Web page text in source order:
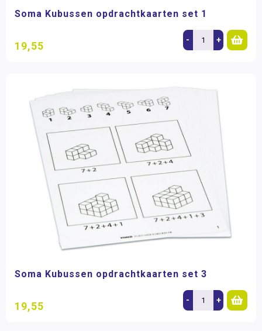
Soma Kubussen opdrachtkaarten set 1
19,55 - +
Soma Kubussen opdrachtkaarten set 3
19,55 - +